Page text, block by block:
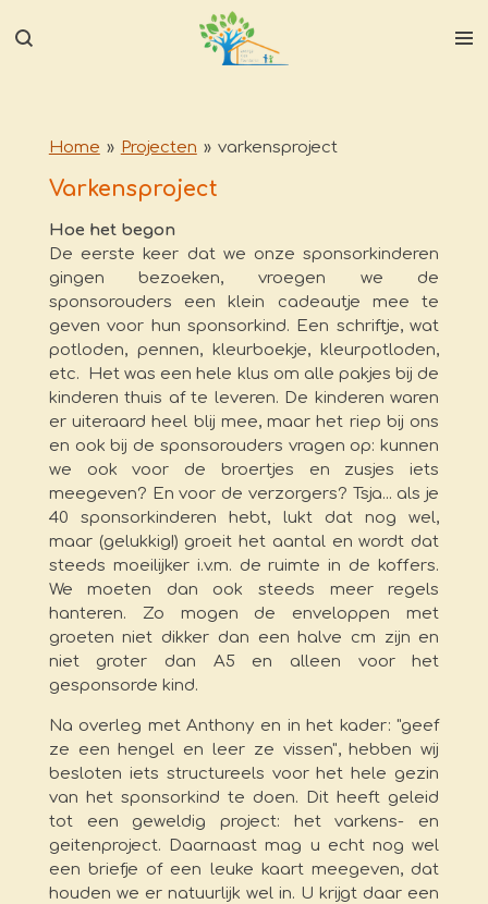
direct
Home » Projecten » varkensproject
Varkensproject
Hoe het begon
De eerste keer dat we onze sponsorkinderen
gingen bezoeken, vroegen we de
sponsorouders een klein cadeautje mee te
geven voor hun sponsorkind. Een schriftje, wat
potloden, pennen, kleurboekje, kleurpotloden,
etc. Het was een hele klus om alle pakjes bij de
kinderen thuis af te leveren. De kinderen waren
er uiteraard heel blij mee, maar het riep bij ons
en ook bij de sponsorouders vragen op: kunnen
we ook voor de broertjes en zusjes iets
meegeven? En voor de verzorgers? Tsja... als je
40 sponsorkinderen hebt, lukt dat nog wel,
maar (gelukkig!) groeit het aantal en wordt dat
steeds moeilijker i.v.m. de ruimte in de koffers.
We moeten dan ook steeds meer regels
hanteren. Zo mogen de enveloppen met
groeten niet dikker dan een halve cm zijn en
niet groter dan A5 en alleen voor het
gesponsorde kind.
Na overleg met Anthony en in het kader: "geef
ze een hengel en leer ze vissen", hebben wij
besloten iets structureels voor het hele gezin
van het sponsorkind te doen. Dit heeft geleid
tot een geweldig project: het varkens- en
geitenproject. Daarnaast mag u echt nog wel
een briefje of een leuke kaart meegeven, dat
houden we er natuurlijk wel in. U krijgt daar een